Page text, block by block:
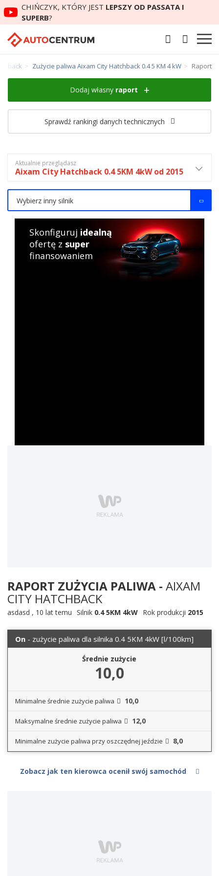
CHIŃCZYK, KTÓRY JEST LEPSZY OD PASSATA I
SUPERB?
Zużycie paliwa Aixam City Hatchback 0.4 5 KM 4 kW Raport
Dodaj własny raport
Sprawdź rankingi danych technicznych
RAPORT ZUŻYCIA PALIWA - AIXAM
CITY HATCHBACK
asdasd , 10 lat temu Silnik 0.4 5KM 4kW Rok produkcji 2015
On - zużycie paliwa dla silnika 0.4 5KM 4kW [l/100km]
Średnie zużycie
10,0
Minimalne średnie zużycie paliwa 10,0
Maksymalne średnie zużycie paliwa 12,0
Minimalne zużycie paliwa przy oszczędnej jeździe 8,0
Zobacz jak ten kierowca ocenił swój samochód
Aktualnie przeglądasz
Aixam City Hatchback 0.4 5KM 4kW od 2015
Wybierz inny silnik
Skonfiguruj idealną
ofertę z super
finansowaniem